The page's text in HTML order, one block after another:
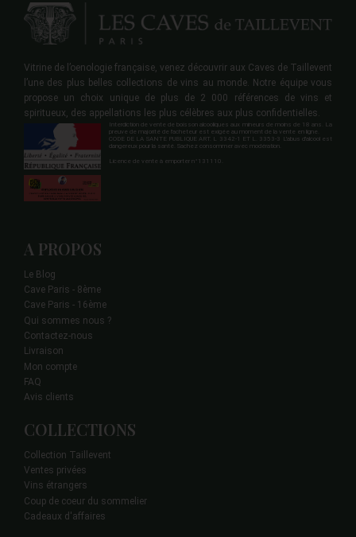
Vitrine de l’oenologie française, venez découvrir aux Caves de Taillevent
l’une des plus belles collections de vins au monde. Notre équipe vous
propose un choix unique de plus de 2 000 références de vins et
spiritueux, des appellations les plus célèbres aux plus confidentielles.
Interdiction de vente de boisson alcooliques aux mineurs de moins de 18 ans. La
preuve de majorité de l'acheteur est exigée au moment de la vente en ligne.
CODE DE LA SANTE PUBLIQUE ART. L 3342-1 ET L. 3353-3 L'abus d'alcool est
dangereux pour la santé. Sachez consommer avec modération.
Licence de vente à emporter n°131110.
A PROPOS
Le Blog
Cave Paris - 8ème
Cave Paris - 16ème
Qui sommes nous ?
Contactez-nous
Livraison
Mon compte
FAQ
Avis clients
COLLECTIONS
Collection Taillevent
Ventes privées
Vins étrangers
Coup de coeur du sommelier
Cadeaux d'affaires